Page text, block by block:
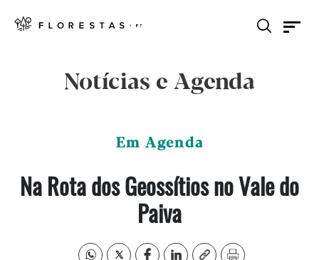
Notícias e Agenda
Em Agenda
Na Rota dos Geossítios no Vale do
Paiva